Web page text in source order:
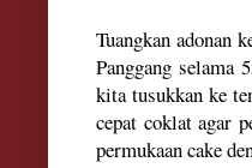
Tuangkan adonan
Panggang
kita tusukkan ke
cepat coklat agar
permukaan cake